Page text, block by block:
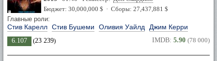
Бюджет: 30,000,000 $ · Сборы: 27,437,881 $
Главные роли:
Стив Карелл Стив Бушеми Оливия Уайлд Джим Керри
6.107 (23 239) IMDB: 5.90 (78 000)